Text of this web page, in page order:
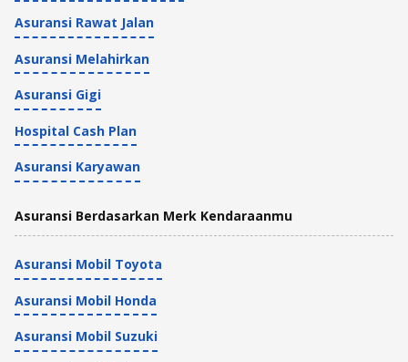
Asuransi Rawat Jalan
Asuransi Melahirkan
Asuransi Gigi
Hospital Cash Plan
Asuransi Karyawan
Asuransi Berdasarkan Merk Kendaraanmu
Asuransi Mobil Toyota
Asuransi Mobil Honda
Asuransi Mobil Suzuki